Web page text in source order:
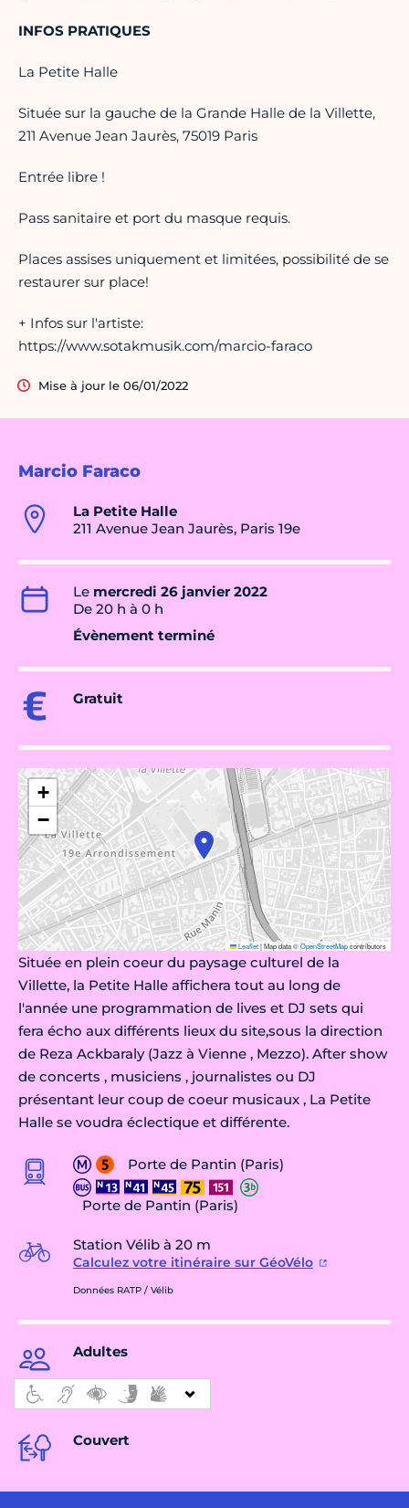
Marcio Faraco
La Petite Halle
211 Avenue Jean Jaurès, Paris 19e
Le mercredi 26 janvier 2022
De 20 h à 0 h
Évènement terminé
Gratuit
+
−
Leaflet|Map data ©OpenStreetMapcontributors
Située en plein coeur du paysage culturel de la
Villette, la Petite Halle affichera tout au long de
l'année une programmation de lives et DJ sets qui
fera écho aux différents lieux du site,sous la direction
de Reza Ackbaraly (Jazz à Vienne , Mezzo). After show
de concerts , musiciens , journalistes ou DJ
présentant leur coup de coeur musicaux , La Petite
Halle se voudra éclectique et différente.
Porte de Pantin (Paris)
Porte de Pantin (Paris)
Station Vélib à 20 m
Calculez votre itinéraire sur GéoVélo
Données RATP / Vélib
Adultes
Couvert
INFOS PRATIQUES
La Petite Halle
Située sur la gauche de la Grande Halle de la Villette,
211 Avenue Jean Jaurès, 75019 Paris
Entrée libre !
Pass sanitaire et port du masque requis.
Places assises uniquement et limitées, possibilité de se
restaurer sur place!
+ Infos sur l'artiste:
https://www.sotakmusik.com/marcio-faraco
Mise à jour le 06/01/2022